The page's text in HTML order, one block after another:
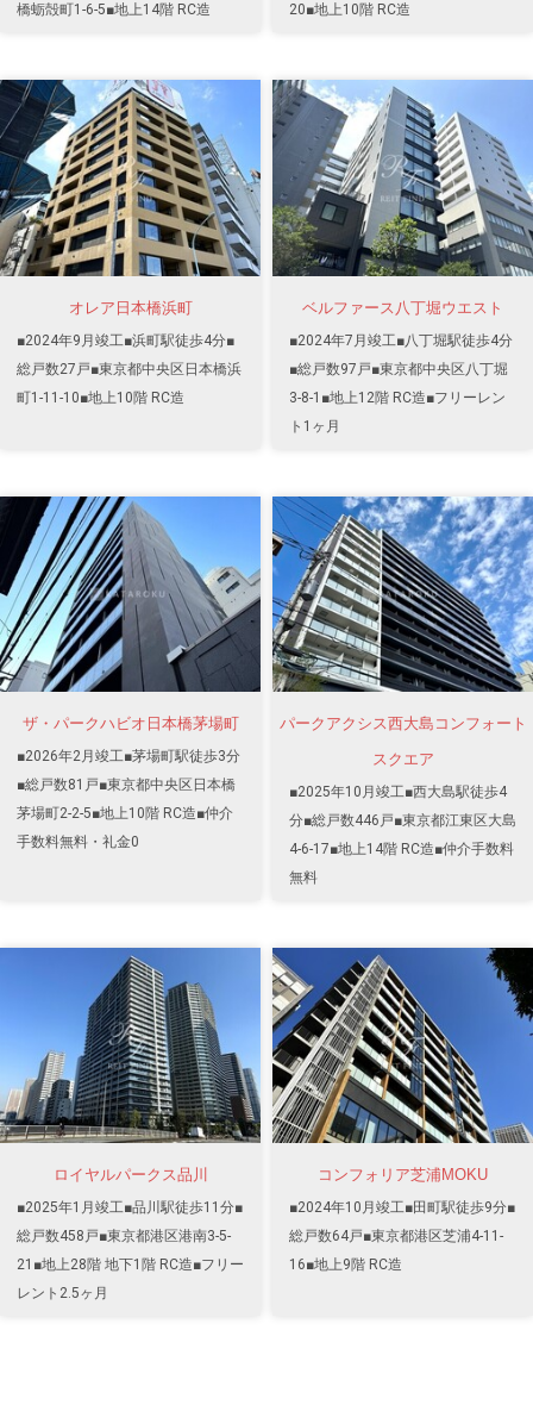
橋蛎殻町1-6-5■地上14階 RC造
20■地上10階 RC造
オレア日本橋浜町
■2024年9月竣工■浜町駅徒歩4分■
総戸数27戸■東京都中央区日本橋浜
町1-11-10■地上10階 RC造
ベルファース八丁堀ウエスト
■2024年7月竣工■八丁堀駅徒歩4分
■総戸数97戸■東京都中央区八丁堀
3-8-1■地上12階 RC造■フリーレン
ト1ヶ月
ザ・パークハビオ日本橋茅場町
■2026年2月竣工■茅場町駅徒歩3分
■総戸数81戸■東京都中央区日本橋
茅場町2-2-5■地上10階 RC造■仲介
手数料無料・礼金0
パークアクシス西大島コンフォート
スクエア
■2025年10月竣工■西大島駅徒歩4
分■総戸数446戸■東京都江東区大島
4-6-17■地上14階 RC造■仲介手数料
無料
ロイヤルパークス品川
■2025年1月竣工■品川駅徒歩11分■
総戸数458戸■東京都港区港南3-5-
21■地上28階 地下1階 RC造■フリー
レント2.5ヶ月
コンフォリア芝浦MOKU
■2024年10月竣工■田町駅徒歩9分■
総戸数64戸■東京都港区芝浦4-11-
16■地上9階 RC造